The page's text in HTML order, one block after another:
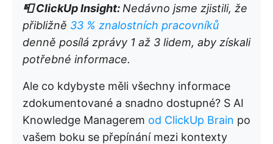
📮ClickUp Insight: Nedávno jsme zjistili, že
přibližně 33 % znalostních pracovníků
denně posílá zprávy 1 až 3 lidem, aby získali
potřebné informace.
Ale co kdybyste měli všechny informace
zdokumentované a snadno dostupné? S AI
Knowledge Managerem od ClickUp Brain po
vašem boku se přepínání mezi kontexty